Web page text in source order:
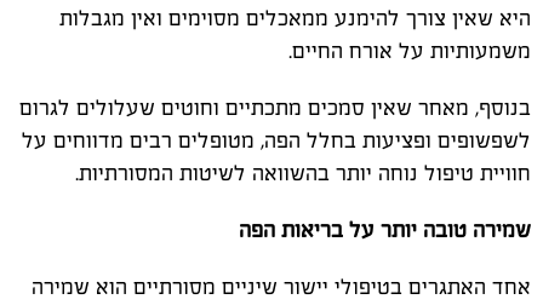
היא שאין צורך להימנע ממאכלים מסוימים ואין מגבלות
משמעותיות על אורח החיים.
בנוסף, מאחר שאין סמכים מתכתיים וחוטים שעלולים לגרום
לשפשופים ופציעות בחלל הפה, מטופלים רבים מדווחים על
חוויית טיפול נוחה יותר בהשוואה לשיטות המסורתיות.
שמירה טובה יותר על בריאות הפה
אחד האתגרים בטיפולי יישור שיניים מסורתיים הוא שמירה